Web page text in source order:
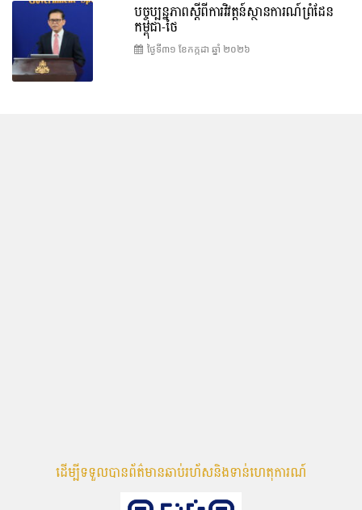
បច្ចុប្បន្នភាពស្ដីពីការវិវត្តន៍ស្ថានការណ៍ព្រំដែន
កម្ពុជា-ថៃ
ថ្ងៃទី៣១ ខែ​កក្កដា ឆ្នាំ ២០២៦
ដើម្បីទទួលបានព័ត៌មានឆាប់រហ័សនិងទាន់ហេតុការណ៍